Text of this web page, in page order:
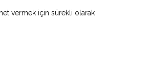
vermek için sürekli olarak